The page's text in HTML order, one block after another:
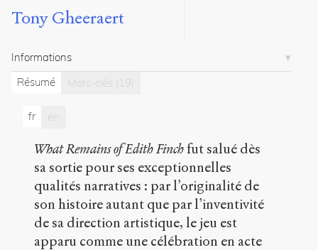
Tony
Gheeraert
Lucciano
Sandra
Provini
articles
Notes
Citations
Citer /
Partager
Tony Gheeraert
Informations
Résumé
Mots-clés (19)
fr en
What Remains of Edith Finchfut salué dès
sa sortie pour ses exceptionnelles
qualités narratives : par l’originalité de
son histoire autant que par l’inventivité
de sa direction artistique, le jeu est
apparu comme une célébration en acte